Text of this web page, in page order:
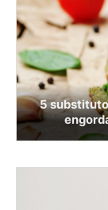
5